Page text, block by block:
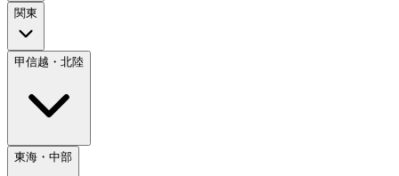
関東
甲信越・北陸
東海・中部